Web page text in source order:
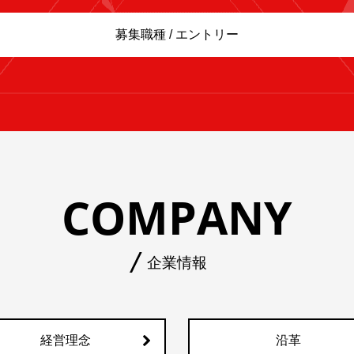
募集職種 / エントリー
COMPANY
企業情報
経営理念 沿革